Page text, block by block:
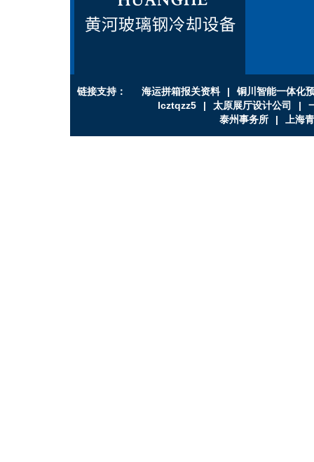
链接支持： 海运拼箱报关资料 |
铜川智能一体化
lcztqzz5
| 太原展厅设计公司 |
泰州事务所
| 上海